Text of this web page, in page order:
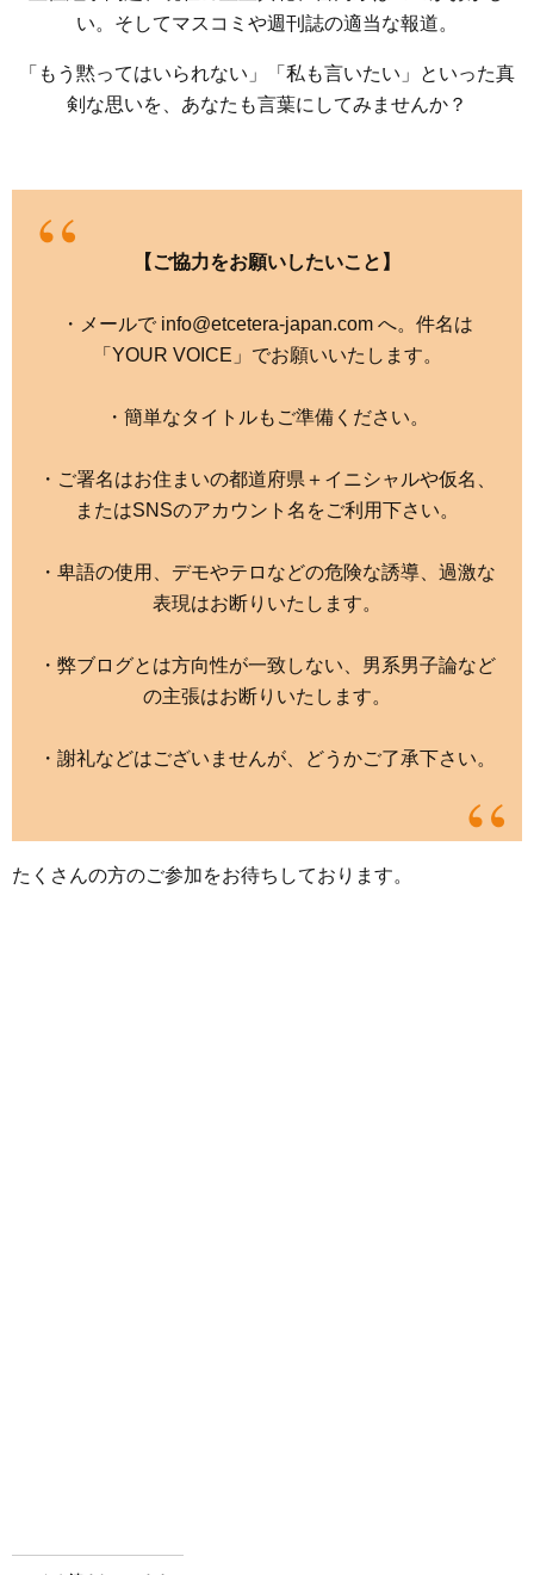
い。そしてマスコミや週刊誌の適当な報道。
「もう黙ってはいられない」「私も言いたい」といった真
剣な思いを、あなたも言葉にしてみませんか？
【ご協力をお願いしたいこと】
・メールで info@etcetera-japan.com へ。件名は
「YOUR VOICE」でお願いいたします。
・簡単なタイトルもご準備ください。
・ご署名はお住まいの都道府県＋イニシャルや仮名、
またはSNSのアカウント名をご利用下さい。
・卑語の使用、デモやテロなどの危険な誘導、過激な
表現はお断りいたします。
・弊ブログとは方向性が一致しない、男系男子論など
の主張はお断りいたします。
・謝礼などはございませんが、どうかご了承下さい。
たくさんの方のご参加をお待ちしております。